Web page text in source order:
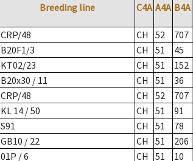
Breeding line C4A A4A B4A
CRP/48 CH 52 707
B20F1/3 CH 51 45
KT02/23 CH 51 152
B20x30 / 11 CH 51 36
CRP/48 CH 52 707
KL 14 / 50 CH 51 91
S91 CH 51 78
GB10 / 22 CH 51 206
01P / 6 CH 51 10